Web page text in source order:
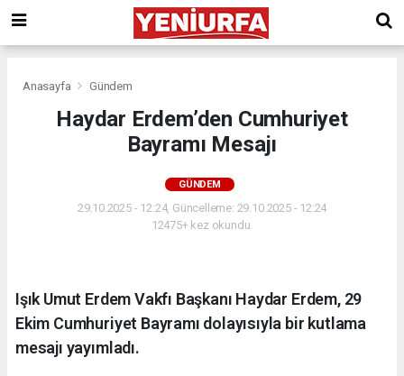
Anasayfa Gündem
Haydar Erdem’den Cumhuriyet
Bayramı Mesajı
GÜNDEM
29.10.2025 - 12:24, Güncelleme: 29.10.2025 - 12:24
12475+ kez okundu.
Işık Umut Erdem Vakfı Başkanı Haydar Erdem, 29
Ekim Cumhuriyet Bayramı dolayısıyla bir kutlama
mesajı yayımladı.